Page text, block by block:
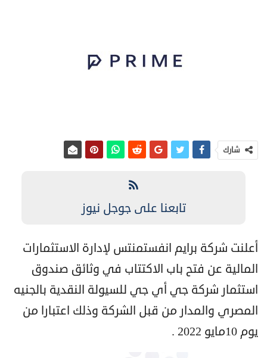
شارك
تابعنا على جوجل نيوز
أعلنت شركة برايم انفستمنتس لإدارة الاستثمارات
المالية عن فتح باب الاكتتاب في وثائق صندوق
استثمار شركة جي أي جي للسيولة النقدية بالجنيه
المصري والمدار من قبل الشركة وذلك اعتبارا من
يوم 10مايو 2022 .